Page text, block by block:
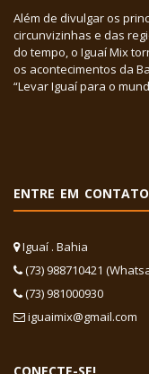
Além de divulgar os
circunvizinhas e das
do tempo, o Iguaí Mix
os acontecimentos da
“Levar Iguaí para o
ENTRE EM CONTATO
Iguaí . Bahia
(73) 988710421
(73) 981000930
iguaimix@gmail.com